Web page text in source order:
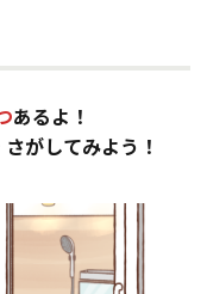
あるよ！
がしてみよう！